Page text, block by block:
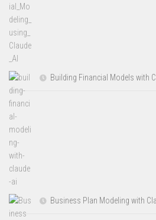
Building Financial Models with
Business Plan Modeling with